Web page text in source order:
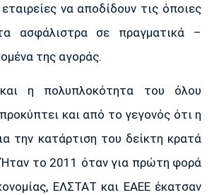
να αποδίδουν τις όποιες
ασφάλιστρα σε πραγματικά –
της αγοράς.
η πολυπλοκότητα του όλου
και από το γεγονός ότι η
την κατάρτιση του δείκτη κρατά
Ήταν το 2011 όταν για πρώτη φορά
ΕΛΣΤΑΤ και ΕΑΕΕ έκατσαν